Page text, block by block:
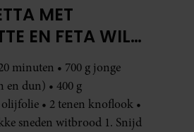
MET
EN FETA WIL
MAKEN
minuten • 700 g jonge
en dun) • 400 g
• 2 tenen knoflook •
sneden witbrood 1. Snijd